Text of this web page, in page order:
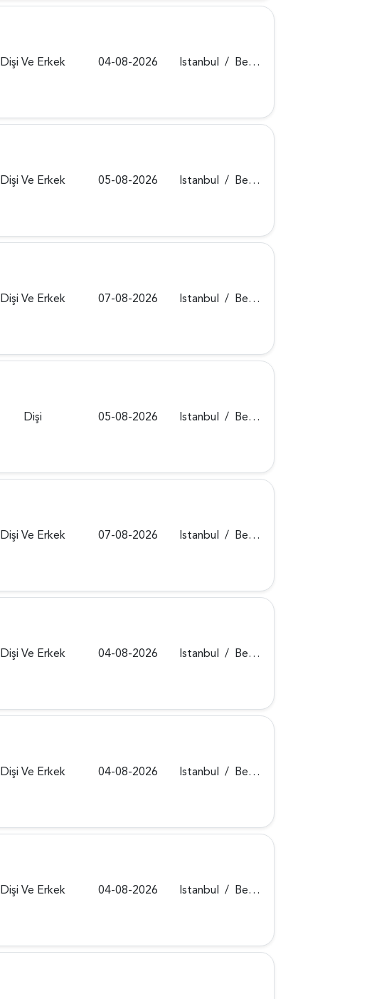
Dişi Ve Erkek 04-08-2026 Istanbul / Beykoz
Dişi Ve Erkek 05-08-2026 Istanbul / Beykoz
Dişi Ve Erkek 07-08-2026 Istanbul / Beykoz
Dişi 05-08-2026 Istanbul / Beykoz
Dişi Ve Erkek 07-08-2026 Istanbul / Beykoz
Dişi Ve Erkek 04-08-2026 Istanbul / Beykoz
Dişi Ve Erkek 04-08-2026 Istanbul / Beykoz
Dişi Ve Erkek 04-08-2026 Istanbul / Beykoz